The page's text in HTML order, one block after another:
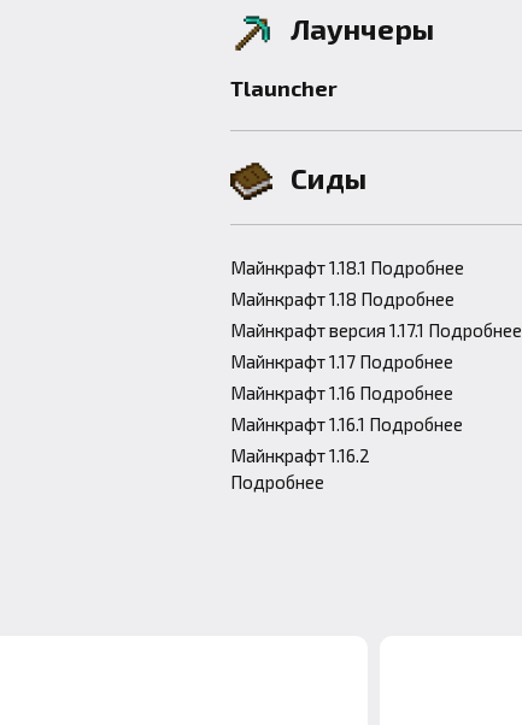
Лаунчеры
Tlauncher
Сиды
Майнкрафт 1.18.1 Подробнее
Майнкрафт 1.18 Подробнее
Майнкрафт версия 1.17.1 Подробнее
Майнкрафт 1.17 Подробнее
Майнкрафт 1.16 Подробнее
Майнкрафт 1.16.1 Подробнее
Майнкрафт 1.16.2
Подробнее